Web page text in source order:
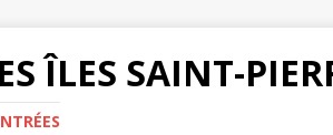
ÎLES SAINT-